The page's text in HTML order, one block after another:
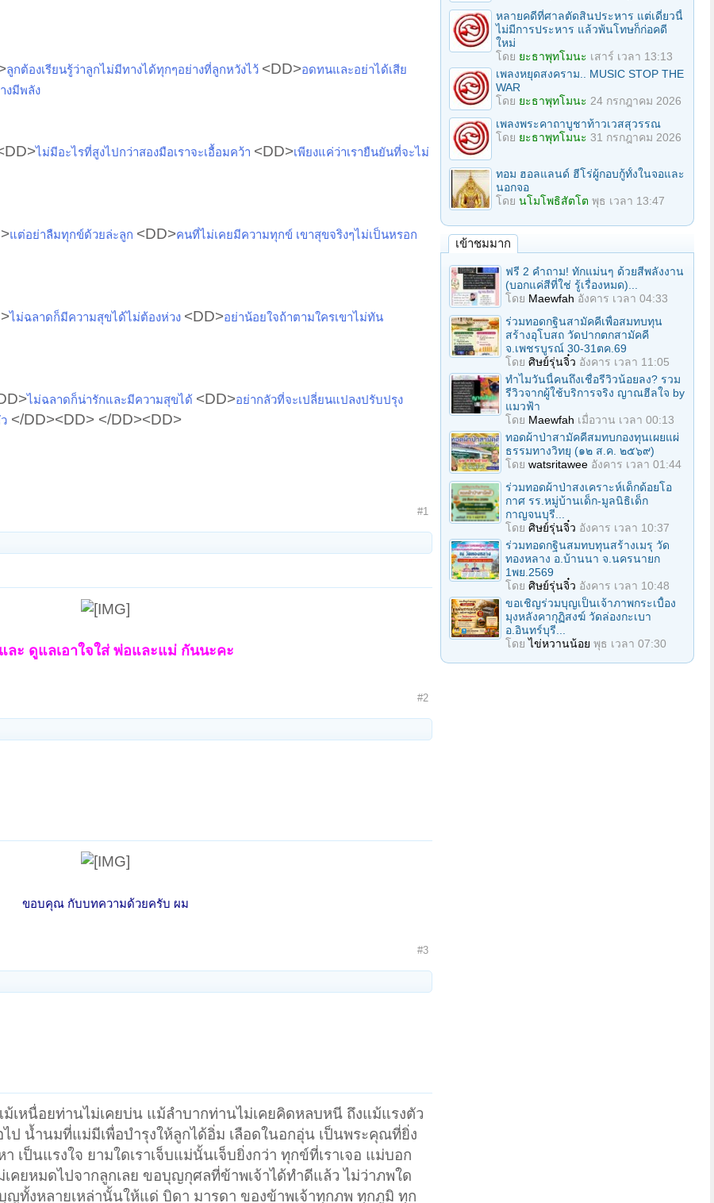
ลูกต้องเรียนรู้ว่าลูกไม่มีทางได้ทุกๆอย่างที่ลูกหวังไว้ <DD>อดทนและอย่าได้เสีย
งมีพลัง
ไม่มีอะไรที่สูงไปกว่าสองมือเราจะเอื้อมคว้า <DD>เพียงแค่ว่าเรายืนยันที่จะไม่
แต่อย่าลืมทุกข์ด้วยล่ะลูก <DD>คนที่ไม่เคยมีความทุกข์ เขาสุขจริงๆไม่เป็นหรอก
ไม่ฉลาดก็มีความสุขได้ไม่ต้องห่วง <DD>อย่าน้อยใจถ้าตามใครเขาไม่ทัน
ไม่ฉลาดก็น่ารักและมีความสุขได้ <DD>อย่ากลัวที่จะเปลี่ยนแปลงปรับปรุง
</DD><DD> </DD><DD>
#1
ละ ดูแลเอาใจใส่ พ่อและแม่ กันนะคะ
#2
ขอบคุณ กับบทความด้วยครับ ผม
#3
ม้เหนื่อยท่านไม่เคยบ่น แม้ลำบากท่านไม่เคยคิดหลบหนี ถึงแม้แรงตัว
ป น้ำนมที่แม่มีเพื่อบำรุงให้ลูกได้อิ่ม เลือดในอกอุ่น เป็นพระคุณที่ยิ่ง
ป็นแรงใจ ยามใดเราเจ็บแม่นั้นเจ็บยิ่งกว่า ทุกข์ที่เราเจอ แม่บอก
คยหมดไปจากลูกเลย ขอบุญกุศลที่ข้าพเจ้าได้ทำดีแล้ว ไม่ว่าภพใด
ทั้งหลายเหล่านั้นให้แด่ บิดา มารดา ของข้าพเจ้าทุกภพ ทุกภูมิ ทุก
หลายคดีที่ศาลตัดสินประหาร แต่เดี๋ยวนี้
ไม่มีการประหาร แล้วพ้นโทษก็ก่อคดี
ใหม่
โดย ยะธาพุทโมนะ เสาร์ เวลา 13:13
เพลงหยุดสงคราม.. MUSIC STOP THE
WAR
โดย ยะธาพุทโมนะ 24 กรกฎาคม 2026
เพลงพระคาถาบูชาท้าวเวสสุวรรณ
โดย ยะธาพุทโมนะ 31 กรกฎาคม 2026
ทอม ฮอลแลนด์ ฮีโร่ผู้กอบกู้ทั้งในจอและ
นอกจอ
โดย นโมโพธิสัตโต พุธ เวลา 13:47
เข้าชมมาก
ฟรี 2 คำถาม! ทักแม่นๆ ด้วยสีพลังงาน
(บอกแค่สีที่ใช่ รู้เรื่องหมด)...
โดย Maewfah อังคาร เวลา 04:33
ร่วมทอดกฐินสามัคคีเพื่อสมทบทุน
สร้างอุโบสถ วัดปากตกสามัคคี
จ.เพชรบูรณ์ 30-31ตค.69
โดย ศิษย์รุ่นจิ๋ว อังคาร เวลา 11:05
ทำไมวันนี้คนถึงเชื่อรีวิวน้อยลง? รวม
รีวิวจากผู้ใช้บริการจริง ญาณฮีลใจ by
แมวฟ้า
โดย Maewfah เมื่อวาน เวลา 00:13
ทอดผ้าป่าสามัคคีสมทบกองทุนเผยแผ่
ธรรมทางวิทยุ (๑๒ ส.ค. ๒๕๖๙)
โดย watsritawee อังคาร เวลา 01:44
ร่วมทอดผ้าป่าสงเคราะห์เด็กด้อยโอ
กาศ รร.หมู่บ้านเด็ก-มูลนิธิเด็ก
กาญจนบุรี...
โดย ศิษย์รุ่นจิ๋ว อังคาร เวลา 10:37
ร่วมทอดกฐินสมทบทุนสร้างเมรุ วัด
ทองหลาง อ.บ้านนา จ.นครนายก
1พย.2569
โดย ศิษย์รุ่นจิ๋ว อังคาร เวลา 10:48
ขอเชิญร่วมบุญเป็นเจ้าภาพกระเบื้อง
มุงหลังคากุฏิสงฆ์ วัดล่องกะเบา
อ.อินทร์บุรี...
โดยไข่หวานน้อย พุธ เวลา 07:30